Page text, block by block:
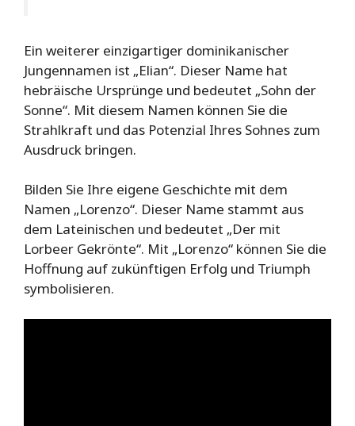
Ein weiterer einzigartiger dominikanischer
Jungennamen ist „Elian“. Dieser Name hat
hebräische Ursprünge und bedeutet „Sohn der
Sonne“. Mit diesem Namen können Sie die
Strahlkraft und das Potenzial Ihres Sohnes zum
Ausdruck bringen.
Bilden Sie Ihre eigene Geschichte mit dem
Namen „Lorenzo“. Dieser Name stammt aus
dem Lateinischen und bedeutet „Der mit
Lorbeer Gekrönte“. Mit „Lorenzo“ können Sie die
Hoffnung auf zukünftigen Erfolg und Triumph
symbolisieren.